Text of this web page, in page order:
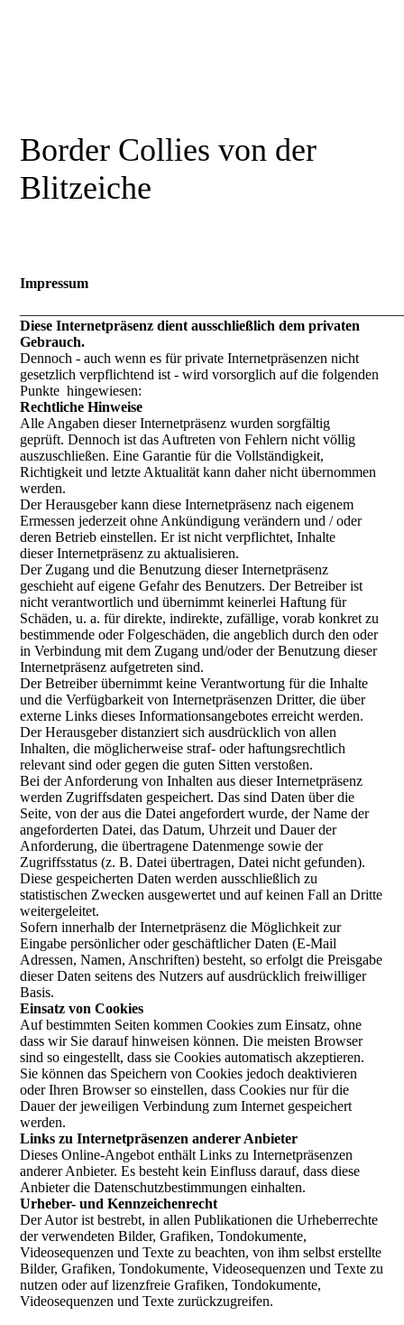
Border Collies von der
Blitzeiche
Impressum
Diese Internetpräsenz dient ausschließlich dem privaten
Gebrauch.
Dennoch - auch wenn es für private Internetpräsenzen nicht
gesetzlich verpflichtend ist - wird vorsorglich auf die folgenden
Punkte hingewiesen:
Rechtliche Hinweise
Alle Angaben dieser Internetpräsenz wurden sorgfältig
geprüft. Dennoch ist das Auftreten von Fehlern nicht völlig
auszuschließen. Eine Garantie für die Vollständigkeit,
Richtigkeit und letzte Aktualität kann daher nicht übernommen
werden.
Der Herausgeber kann diese Internetpräsenz nach eigenem
Ermessen jederzeit ohne Ankündigung verändern und / oder
deren Betrieb einstellen. Er ist nicht verpflichtet, Inhalte
dieser Internetpräsenz zu aktualisieren.
Der Zugang und die Benutzung dieser Internetpräsenz
geschieht auf eigene Gefahr des Benutzers. Der Betreiber ist
nicht verantwortlich und übernimmt keinerlei Haftung für
Schäden, u. a. für direkte, indirekte, zufällige, vorab konkret zu
bestimmende oder Folgeschäden, die angeblich durch den oder
in Verbindung mit dem Zugang und/oder der Benutzung dieser
Internetpräsenz aufgetreten sind.
Der Betreiber übernimmt keine Verantwortung für die Inhalte
und die Verfügbarkeit von Internetpräsenzen Dritter, die über
externe Links dieses Informationsangebotes erreicht werden.
Der Herausgeber distanziert sich ausdrücklich von allen
Inhalten, die möglicherweise straf- oder haftungsrechtlich
relevant sind oder gegen die guten Sitten verstoßen.
Bei der Anforderung von Inhalten aus dieser Internetpräsenz
werden Zugriffsdaten gespeichert. Das sind Daten über die
Seite, von der aus die Datei angefordert wurde, der Name der
angeforderten Datei, das Datum, Uhrzeit und Dauer der
Anforderung, die übertragene Datenmenge sowie der
Zugriffsstatus (z. B. Datei übertragen, Datei nicht gefunden).
Diese gespeicherten Daten werden ausschließlich zu
statistischen Zwecken ausgewertet und auf keinen Fall an Dritte
weitergeleitet.
Sofern innerhalb der Internetpräsenz die Möglichkeit zur
Eingabe persönlicher oder geschäftlicher Daten (E-Mail
Adressen, Namen, Anschriften) besteht, so erfolgt die Preisgabe
dieser Daten seitens des Nutzers auf ausdrücklich freiwilliger
Basis.
Einsatz von Cookies
Auf bestimmten Seiten kommen Cookies zum Einsatz, ohne
dass wir Sie darauf hinweisen können. Die meisten Browser
sind so eingestellt, dass sie Cookies automatisch akzeptieren.
Sie können das Speichern von Cookies jedoch deaktivieren
oder Ihren Browser so einstellen, dass Cookies nur für die
Dauer der jeweiligen Verbindung zum Internet gespeichert
werden.
Links zu Internetpräsenzen anderer Anbieter
Dieses Online-Angebot enthält Links zu Internetpräsenzen
anderer Anbieter. Es besteht kein Einfluss darauf, dass diese
Anbieter die Datenschutzbestimmungen einhalten.
Urheber- und Kennzeichenrecht
Der Autor ist bestrebt, in allen Publikationen die Urheberrechte
der verwendeten Bilder, Grafiken, Tondokumente,
Videosequenzen und Texte zu beachten, von ihm selbst erstellte
Bilder, Grafiken, Tondokumente, Videosequenzen und Texte zu
nutzen oder auf lizenzfreie Grafiken, Tondokumente,
Videosequenzen und Texte zurückzugreifen.